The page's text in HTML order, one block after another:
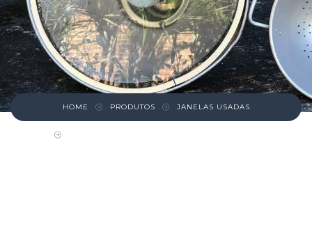
HOME PRODUTOS JANELAS USADAS